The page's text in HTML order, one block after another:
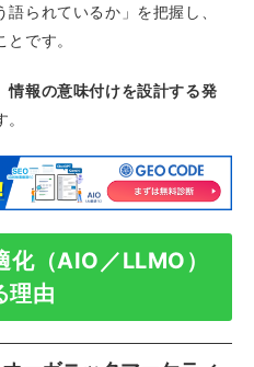
られているか」を把握し、
です。
情報の意味付けを設計する発
（AIO／LLMO）
理由